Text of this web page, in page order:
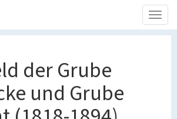
der Grube
und Grube